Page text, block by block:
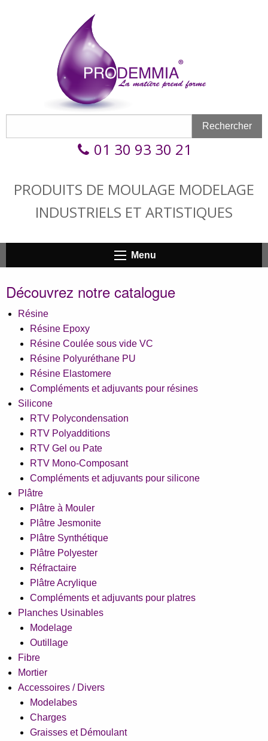
Rechercher
01 30 93 30 21
PRODUITS DE MOULAGE MODELAGE
INDUSTRIELS ET ARTISTIQUES
Menu
Découvrez notre catalogue
Résine
Résine Epoxy
Résine Coulée sous vide VC
Résine Polyuréthane PU
Résine Elastomere
Compléments et adjuvants pour résines
Silicone
RTV Polycondensation
RTV Polyadditions
RTV Gel ou Pate
RTV Mono-Composant
Compléments et adjuvants pour silicone
Plâtre
Plâtre à Mouler
Plâtre Jesmonite
Plâtre Synthétique
Plâtre Polyester
Réfractaire
Plâtre Acrylique
Compléments et adjuvants pour platres
Planches Usinables
Modelage
Outillage
Fibre
Mortier
Accessoires / Divers
Modelabes
Charges
Graisses et Démoulant